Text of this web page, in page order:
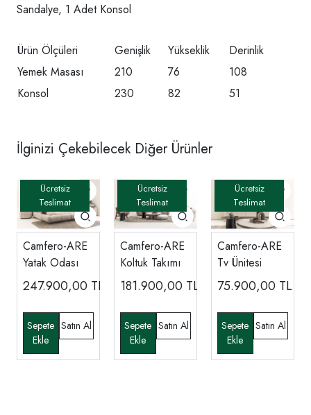
Sandalye, 1 Adet Konsol
Ürün Ölçüleri Genişlik Yükseklik
Derinlik
Yemek Masası
210 76
108
Konsol
230 82 51
İlginizi Çekebilecek Diğer Ürünler
Camfero-ARE
Yatak Odası
247.900,00 TL
Camfero-ARE
Koltuk Takımı
181.900,00 TL
Camfero-ARE
Tv Ünitesi
75.900,00 TL